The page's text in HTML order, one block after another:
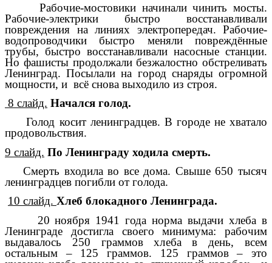
Рабочие-мостовики начинали чинить мосты.
Рабочие-электрики быстро восстанавливали
повреждения на линиях электропередач. Рабочие-
водопроводчики быстро меняли повреждённые
трубы, быстро восстанавливали насосные станции.
Но фашисты продолжали безжалостно обстреливать
Ленинград. Посылали на город снаряды огромной
мощности, и всё снова выходило из строя.
8 слайд. Начался голод.
Голод косит ленинградцев. В городе не хватало
продовольствия.
9 слайд. По Ленинграду ходила смерть.
Смерть входила во все дома. Свыше 650 тысяч
ленинградцев погибли от голода.
10 слайд. Хлеб блокадного Ленинграда.
20 ноября 1941 года норма выдачи хлеба в
Ленинграде достигла своего минимума: рабочим
выдавалось 250 граммов хлеба в день, всем
остальным – 125 граммов. 125 граммов – это